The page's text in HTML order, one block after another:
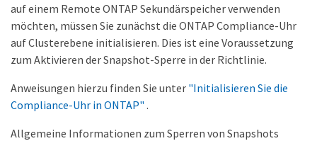
auf einem Remote ONTAP Sekundärspeicher verwenden
möchten, müssen Sie zunächst die ONTAP Compliance-Uhr
auf Clusterebene initialisieren. Dies ist eine Voraussetzung
zum Aktivieren der Snapshot-Sperre in der Richtlinie.
Anweisungen hierzu finden Sie unter "Initialisieren Sie die
Compliance-Uhr in ONTAP" .
Allgemeine Informationen zum Sperren von Snapshots